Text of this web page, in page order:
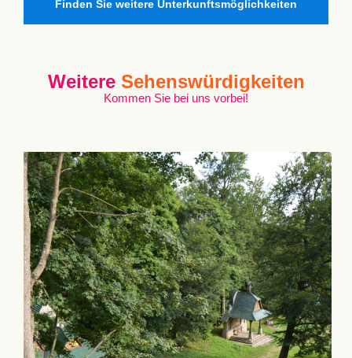
Finden Sie weitere Unterkunftsmöglichkeiten
Weitere Sehenswürdigkeiten
Kommen Sie bei uns vorbei!